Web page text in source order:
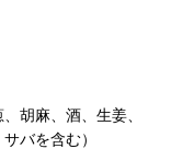
胡麻、酒、生姜、
バを含む）